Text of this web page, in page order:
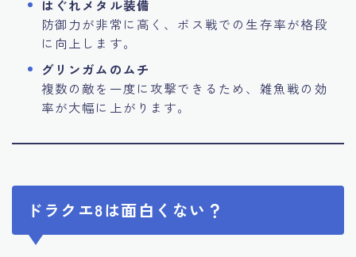
はぐれメタル装備
防御力が非常に高く、ボス戦での生存率が格段
に向上します。
グリンガムのムチ
複数の敵を一度に攻撃できるため、雑魚戦の効
率が大幅に上がります。
ドラクエ8は面白くない？